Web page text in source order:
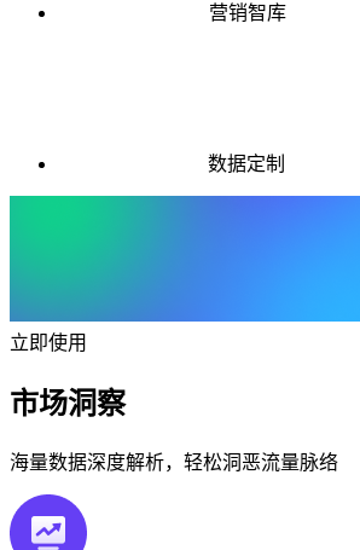
营销智库
数据定制
立即使用
市场洞察
海量数据深度解析，轻松洞恶流量脉络